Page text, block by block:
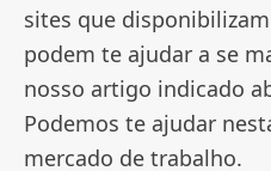
sites que
podem te ajudar a se
nosso artigo indicado
Podemos te ajudar
mercado de trabalho.